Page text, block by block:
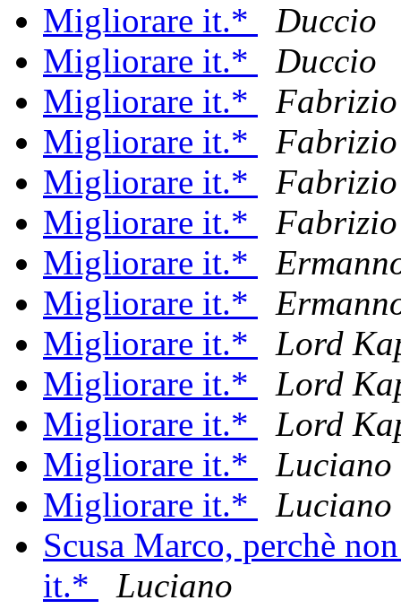
Migliorare it.*
Duccio
Migliorare it.*
Duccio
Migliorare it.*
Fabrizio
Migliorare it.*
Fabrizio
Migliorare it.*
Fabrizio
Migliorare it.*
Fabrizio
Migliorare it.*
Migliorare it.*
Migliorare it.*
Lord
Migliorare it.*
Lord
Migliorare it.*
Lord
Migliorare it.*
Luciano
Migliorare it.*
Luciano
Scusa Marco, perchè
it.*
Luciano